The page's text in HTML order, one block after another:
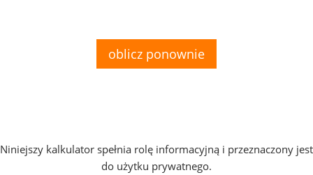
oblicz ponownie
Niniejszy kalkulator spełnia rolę informacyjną i przeznaczony jest
do użytku prywatnego.